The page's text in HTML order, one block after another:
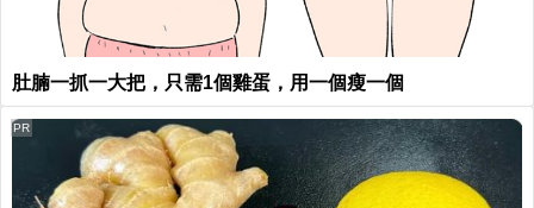
肚腩一抓一大把，只需1個雞蛋，用一個瘦一個
PR